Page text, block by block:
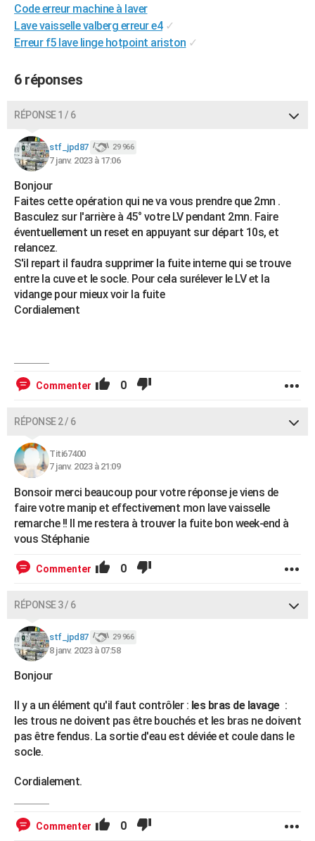
Code erreur machine à laver
Lave vaisselle valberg erreur e4 ✓
Erreur f5 lave linge hotpoint ariston ✓
6 réponses
RÉPONSE 1 / 6
stf_jpd87 29 966
7 janv. 2023 à 17:06
Bonjour
Faites cette opération qui ne va vous prendre que 2mn .
Basculez sur l'arrière à 45° votre LV pendant 2mn. Faire
éventuellement un reset en appuyant sur départ 10s, et
relancez.
S'il repart il faudra supprimer la fuite interne qui se trouve
entre la cuve et le socle. Pour cela surélever le LV et la
vidange pour mieux voir la fuite
Cordialement
Commenter 0
RÉPONSE 2 / 6
Titi67400
7 janv. 2023 à 21:09
Bonsoir merci beaucoup pour votre réponse je viens de
faire votre manip et effectivement mon lave vaisselle
remarche !! Il me restera à trouver la fuite bon week-end à
vous Stéphanie
Commenter 0
RÉPONSE 3 / 6
stf_jpd87 29 966
8 janv. 2023 à 07:58
Bonjour
Il y a un élément qu'il faut contrôler : les bras de lavage:
les trous ne doivent pas être bouchés et les bras ne doivent
pas être fendus. La sortie d'eau est déviée et coule dans le
socle.
Cordialement.
Commenter 0